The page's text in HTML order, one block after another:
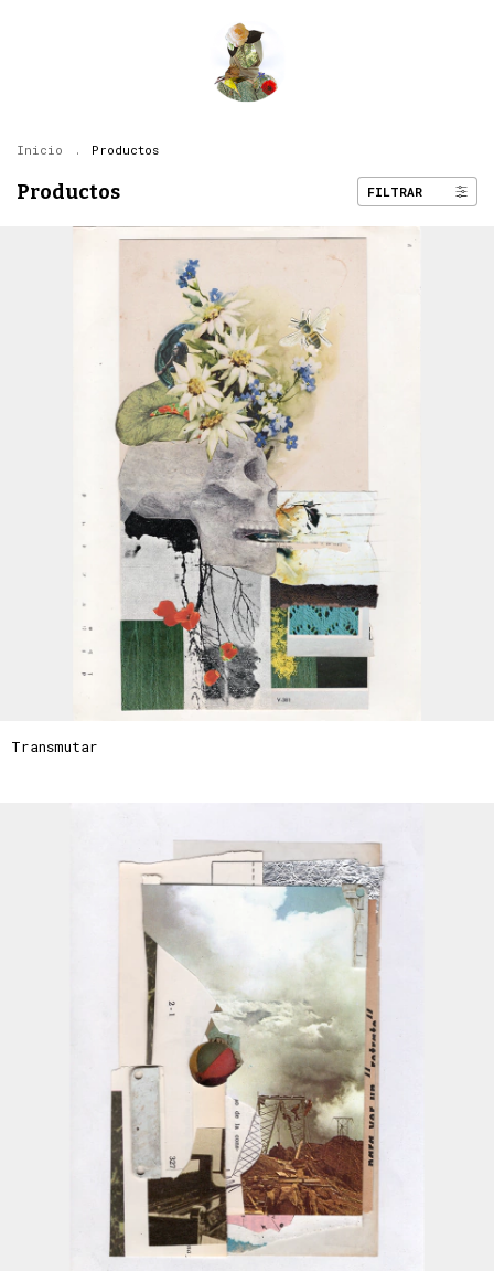
Inicio . Productos
Productos FILTRAR
Transmutar